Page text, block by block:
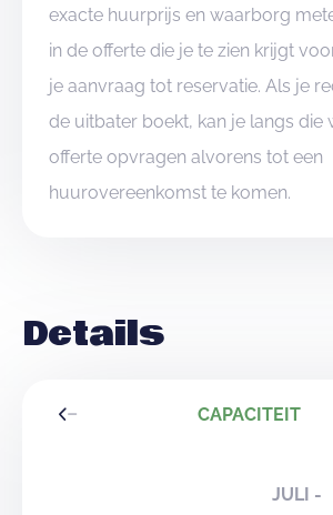
exacte huurprijs en waarborg
in de offerte die je te zien krijgt
je aanvraag tot reservatie. Als je
de uitbater boekt, kan je langs die
offerte opvragen alvorens tot een
huurovereenkomst te komen.
Details
CAPACITEIT
JULI -